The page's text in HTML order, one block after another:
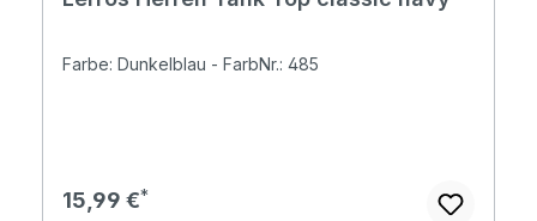
Farbe: Dunkelblau - FarbNr.: 485
Regulärer Preis:
15,99 €